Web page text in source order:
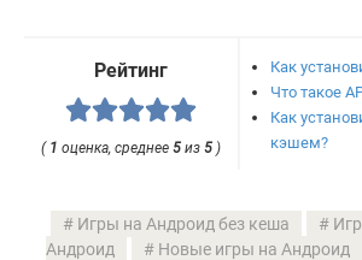
Рейтинг
( 1 оценка, среднее5 из5 )
Как
Что такое
Как
кэшем?
Игры на Андроид без кеша
Андроид
Новые игры на Андроид